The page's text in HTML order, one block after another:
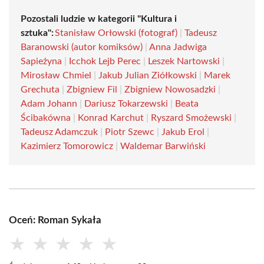
Pozostali ludzie w kategorii "Kultura i
sztuka":Stanisław Orłowski (fotograf)
Tadeusz
Baranowski (autor komiksów)
Anna Jadwiga
Sapieżyna
Icchok Lejb Perec Leszek Nartowski
Mirosław Chmiel
Jakub Julian Ziółkowski
Marek
Grechuta
Zbigniew Fil Zbigniew Nowosadzki
Adam Johann
Dariusz Tokarzewski
Beata
Ścibakówna
Konrad Karchut Ryszard Smożewski
Tadeusz Adamczuk
Piotr Szewc Jakub Erol
Kazimierz Tomorowicz
Waldemar Barwiński
Oceń: Roman Sykała
★ ★ ★ ★ ★